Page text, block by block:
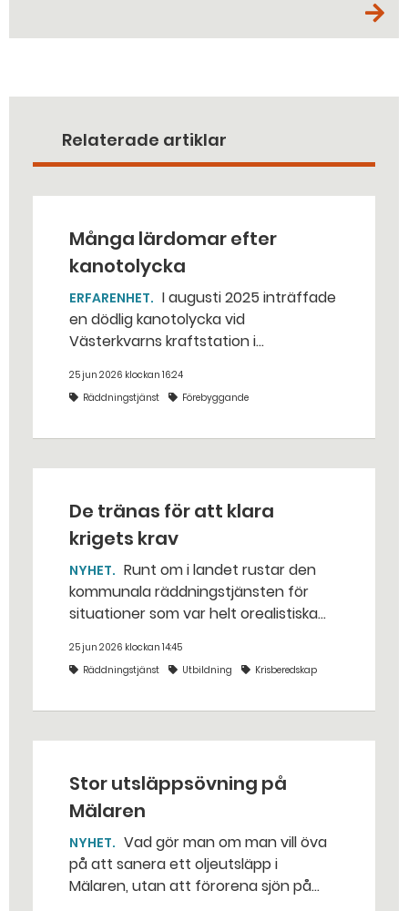
Relaterade artiklar
Många lärdomar efter
kanotolycka
ERFARENHET
en dödlig kanotolycka vid
Västerkvarns kraftstation i
25 jun 2026 klockan 16:24
Räddningstjänst
Förebyggande
De tränas för att klara
krigets krav
NYHET
kommunala räddningstjänsten för
situationer som var helt orealistiska
bakhåll, utspridda granater och hot
från livsfarliga drönare i det
25 jun 2026 klockan 14:45
Räddningstjänst
Utbildning Krisberedskap
Stor utsläppsövning på
Mälaren
NYHET
på att sanera ett oljeutsläpp i
Mälaren, utan att förorena sjön på